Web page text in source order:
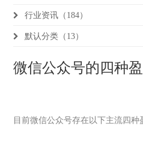
行业资讯（184）
默认分类（13）
微信公众号的四种
目前微信公众号存在以下主流四种